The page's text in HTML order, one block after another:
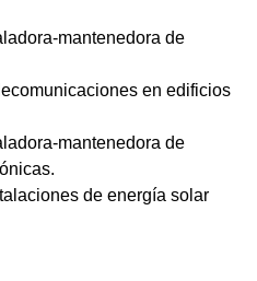
mantenedora de
en edificios
mantenedora de
de energía solar